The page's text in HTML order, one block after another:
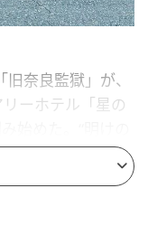
奈良監獄」が、
ーホテル「星の
にわたり受け継
の快適性と融合